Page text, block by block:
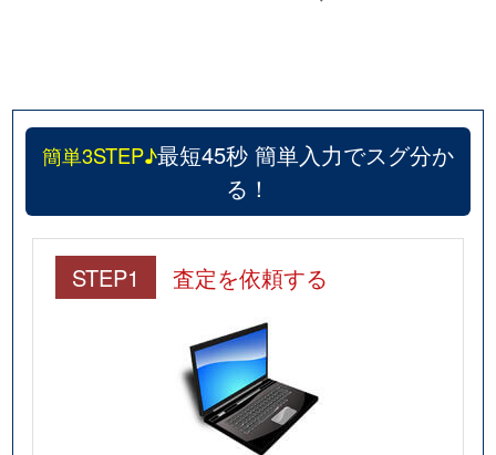
簡単3STEP♪最短45秒 簡単入力でスグ分か
る！
STEP1 査定を依頼する